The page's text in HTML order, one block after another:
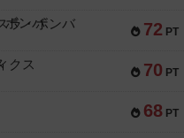
72 PT
ラ・ボンバ
70 PT
クス
68 PT